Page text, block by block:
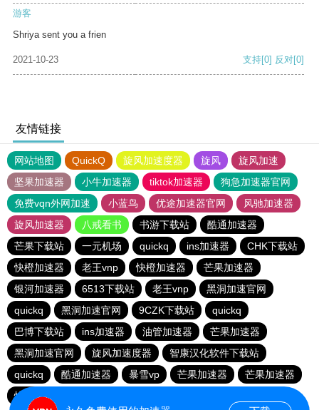
游客
Shriya sent you a frien
2021-10-23 支持[0] 反对[0]
友情链接
网站地图 QuickQ 旋风加速度器 旋风
旋风加速
坚果加速器
小牛加速器 tiktok加速器
狗急加速器官网
免费vqn外网加速
小蓝鸟 优途加速器官网
风驰加速器
旋风加速器
八戒看书 书游下载站
酷通加速器
芒果下载站
一元机场 quickq ins加速器
CHK下载站
快橙加速器
老王vnp 快橙加速器
芒果加速器
银河加速器
6513下载站 老王vnp
黑洞加速官网
quickq
黑洞加速官网 9CZK下载站
quickq
巴博下载站
ins加速器 油管加速器
芒果加速器
黑洞加速官网
旋风加速度器
智康汉化软件下载站
quickq
酷通加速器 暴雪vp 芒果加速器
芒果加速器
快橙加速器